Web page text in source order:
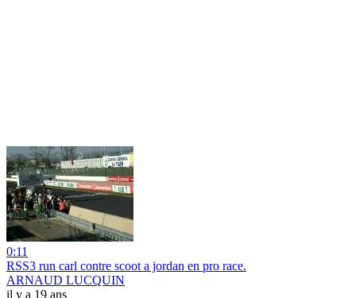
0:11
RSS3 run carl contre scoot a jordan en pro race.
ARNAUD LUCQUIN
il y a 19 ans